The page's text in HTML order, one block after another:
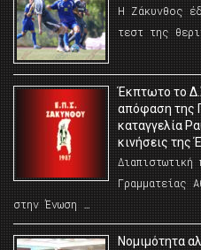
Η Ζάκυνθος
τεστ της
Έκπτωτο το
απόφαση της
καταγγελία
κινήσεις της
Διαπιστωτική
Γραμματείας
στην Ένωση …
Νομιμότητα